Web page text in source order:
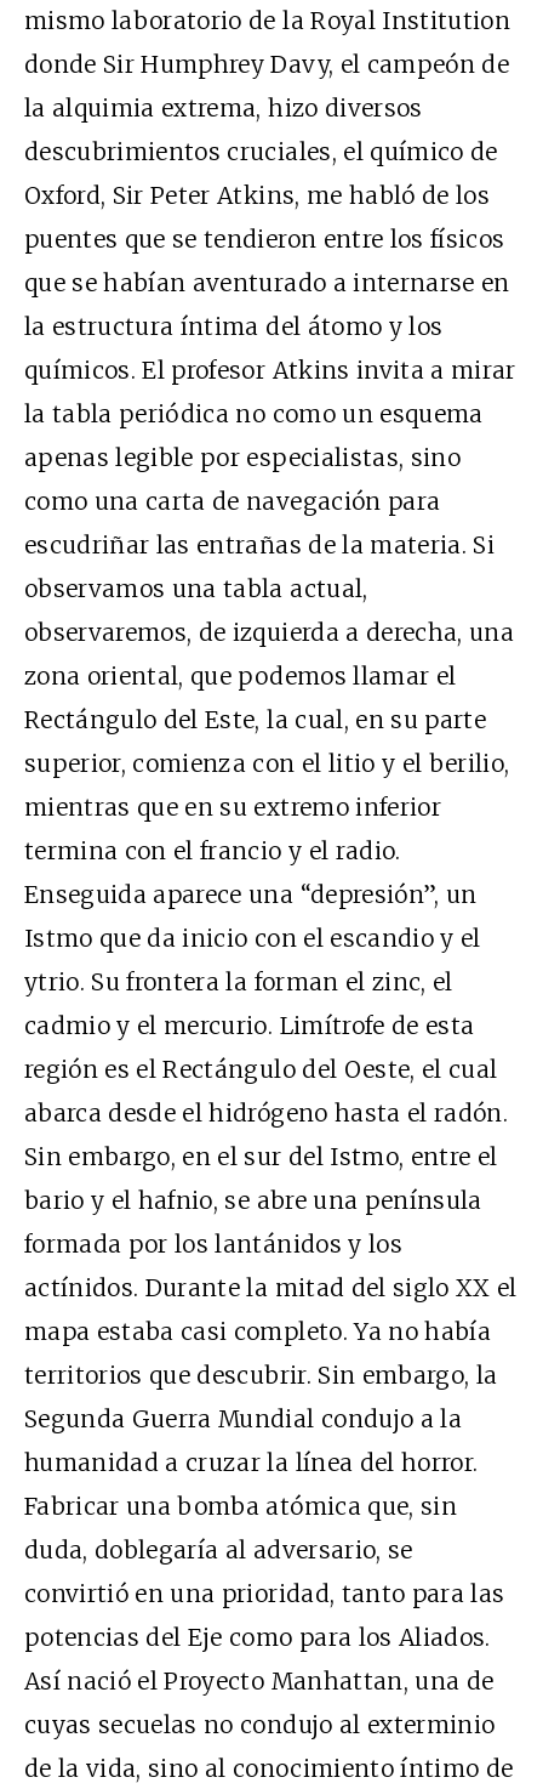
mismo laboratorio de la Royal Institution
donde Sir Humphrey Davy, el campeón de
la alquimia extrema, hizo diversos
descubrimientos cruciales, el químico de
Oxford, Sir Peter Atkins, me habló de los
puentes que se tendieron entre los físicos
que se habían aventurado a internarse en
la estructura íntima del átomo y los
químicos. El profesor Atkins invita a mirar
la tabla periódica no como un esquema
apenas legible por especialistas, sino
como una carta de navegación para
escudriñar las entrañas de la materia. Si
observamos una tabla actual,
observaremos, de izquierda a derecha, una
zona oriental, que podemos llamar el
Rectángulo del Este, la cual, en su parte
superior, comienza con el litio y el berilio,
mientras que en su extremo inferior
termina con el francio y el radio.
Enseguida aparece una “depresión”, un
Istmo que da inicio con el escandio y el
ytrio. Su frontera la forman el zinc, el
cadmio y el mercurio. Limítrofe de esta
región es el Rectángulo del Oeste, el cual
abarca desde el hidrógeno hasta el radón.
Sin embargo, en el sur del Istmo, entre el
bario y el hafnio, se abre una península
formada por los lantánidos y los
actínidos. Durante la mitad del siglo XX el
mapa estaba casi completo. Ya no había
territorios que descubrir. Sin embargo, la
Segunda Guerra Mundial condujo a la
humanidad a cruzar la línea del horror.
Fabricar una bomba atómica que, sin
duda, doblegaría al adversario, se
convirtió en una prioridad, tanto para las
potencias del Eje como para los Aliados.
Así nació el Proyecto Manhattan, una de
cuyas secuelas no condujo al exterminio
de la vida, sino al conocimiento íntimo de